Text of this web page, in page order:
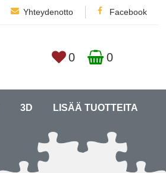
Yhteydenotto Facebook
0 0
3D LISÄÄ TUOTTEITA